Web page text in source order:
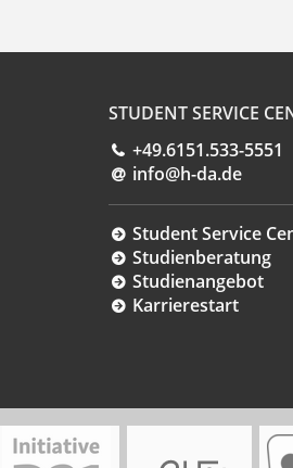
STUDENT SERVICE
+49.6151.533-5551
info@h-da.de
Student Service
Studienberatung
Studienangebot
Karrierestart